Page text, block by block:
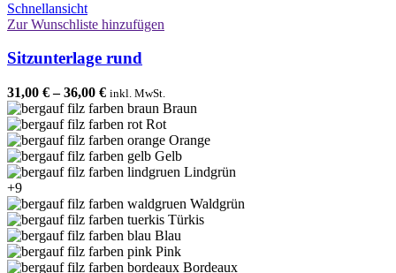
Schnellansicht
Zur Wunschliste hinzufügen
Sitzunterlage rund
31,00 €–36,00 € inkl. MwSt.
Braun
Rot
Orange
Gelb
Lindgrün
+9
Waldgrün
Türkis
Blau
Pink
Bordeaux